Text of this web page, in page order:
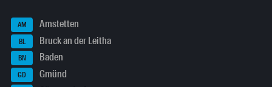
AM Amstetten
BL Bruck an der Leitha
BN Baden
GD Gmünd